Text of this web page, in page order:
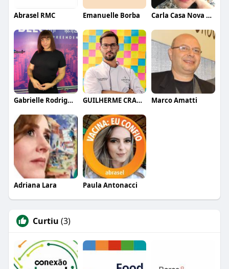
Abrasel RMC Emanuelle Borba Carla Casa Nova Xerfan
Gabrielle Rodrigues GUILHERME CRAMER BALLE Marco Amatti
Adriana Lara Paula Antonacci
Curtiu (3)